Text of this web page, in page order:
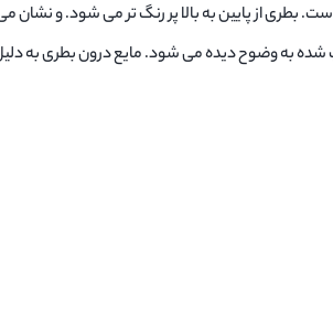
بطری از پایین به بالا پر رنگ تر می شود. و
شده به وضوح دیده می شود. مایع درون بطری به